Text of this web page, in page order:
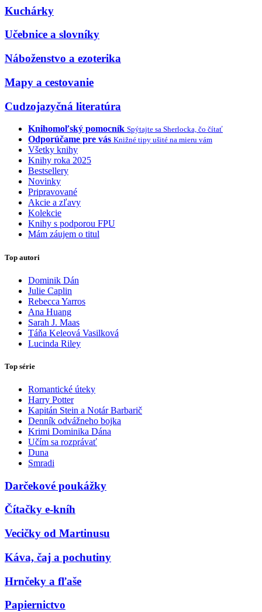
Kuchárky
Učebnice a slovníky
Náboženstvo a ezoterika
Mapy a cestovanie
Cudzojazyčná literatúra
Knihomoľský pomocník Spýtajte sa Sherlocka, čo čítať
Odporúčame pre vás Knižné tipy ušité na mieru vám
Všetky knihy
Knihy roka 2025
Bestsellery
Novinky
Pripravované
Akcie a zľavy
Kolekcie
Knihy s podporou FPU
Mám záujem o titul
Top autori
Dominik Dán
Julie Caplin
Rebecca Yarros
Ana Huang
Sarah J. Maas
Táňa Keleová Vasilková
Lucinda Riley
Top série
Romantické úteky
Harry Potter
Kapitán Stein a Notár Barbarič
Denník odvážneho bojka
Krimi Dominika Dána
Učím sa rozprávať
Duna
Smradi
Darčekové poukážky
Čítačky e-kníh
Vecičky od Martinusu
Káva, čaj a pochutiny
Hrnčeky a fľaše
Papiernictvo